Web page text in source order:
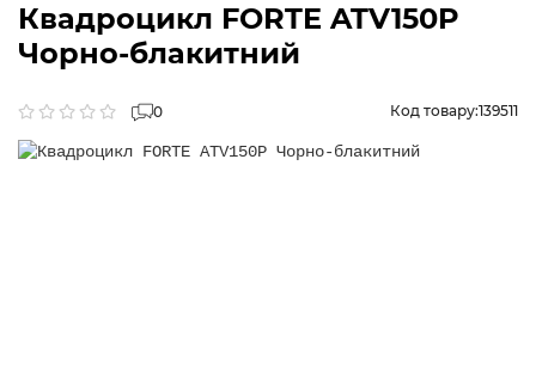
Квадроцикл FORTE ATV150P
Чорно-блакитний
0 Код товару:139511